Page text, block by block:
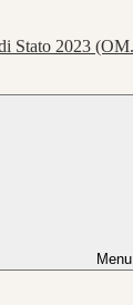
Stato 2023